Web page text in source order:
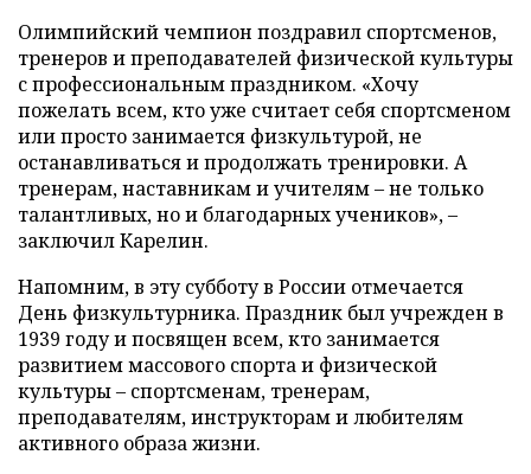
Олимпийский чемпион поздравил спортсменов,
тренеров и преподавателей физической культуры
с профессиональным праздником. «Хочу
пожелать всем, кто уже считает себя спортсменом
или просто занимается физкультурой, не
останавливаться и продолжать тренировки. А
тренерам, наставникам и учителям – не только
талантливых, но и благодарных учеников», –
заключил Карелин.
Напомним, в эту субботу в России отмечается
День физкультурника. Праздник был учрежден в
1939 году и посвящен всем, кто занимается
развитием массового спорта и физической
культуры – спортсменам, тренерам,
преподавателям, инструкторам и любителям
активного образа жизни.